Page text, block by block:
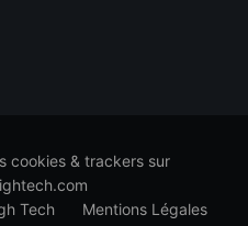
cookies & trackers sur
Tech
Mentions Légales